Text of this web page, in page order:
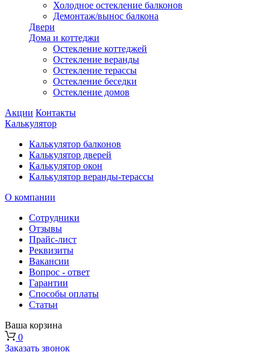
Холодное остекление балконов
Демонтаж/вынос балкона
Двери
Дома и коттеджи
Остекление коттеджей
Остекление веранды
Остекление терассы
Остекление беседки
Остекление домов
Акции Контакты
Калькулятор
Калькулятор балконов
Калькулятор дверей
Калькулятор окон
Калькулятор веранды-терассы
О компании
Сотрудники
Отзывы
Прайс-лист
Реквизиты
Вакансии
Вопрос - ответ
Гарантии
Способы оплаты
Статьи
Ваша корзина
0
Заказать звонок